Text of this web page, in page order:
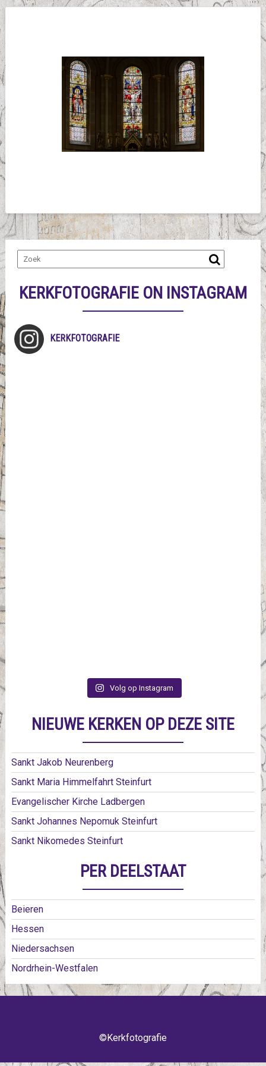
KERKFOTOGRAFIE ON INSTAGRAM
KERKFOTOGRAFIE
Volg op Instagram
NIEUWE KERKEN OP DEZE SITE
Sankt Jakob Neurenberg
Sankt Maria Himmelfahrt Steinfurt
Evangelischer Kirche Ladbergen
Sankt Johannes Nepomuk Steinfurt
Sankt Nikomedes Steinfurt
PER DEELSTAAT
Beieren
Hessen
Niedersachsen
Nordrhein-Westfalen
©Kerkfotografie